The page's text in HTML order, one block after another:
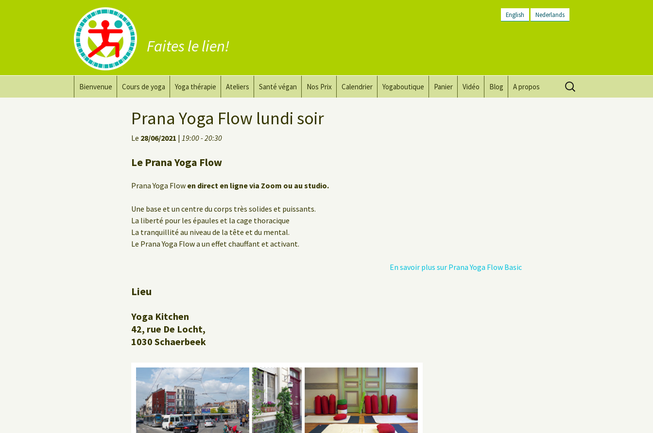
English Nederlands
Faites le lien!
Bienvenue Cours de yoga
Le Yoga au travail
Yoga thérapie
Le yoga pour guérir
Ateliers Santé végan
Coaching vegan
Nos Prix Calendrier Yogaboutique Panier Vidéo Blog A propos
Rechercher :
Prana Yoga Flow lundi soir
Le 28/06/2021 | 19:00 - 20:30
Le Prana Yoga Flow
Prana Yoga Flow en direct en ligne via Zoom ou au studio.
Une base et un centre du corps très solides et puissants.
La liberté pour les épaules et la cage thoracique
La tranquillité au niveau de la tête et du mental.
Le Prana Yoga Flow a un effet chauffant et activant.
En savoir plus sur Prana Yoga Flow Basic
Lieu
Yoga Kitchen
42, rue De Locht,
1030 Schaerbeek